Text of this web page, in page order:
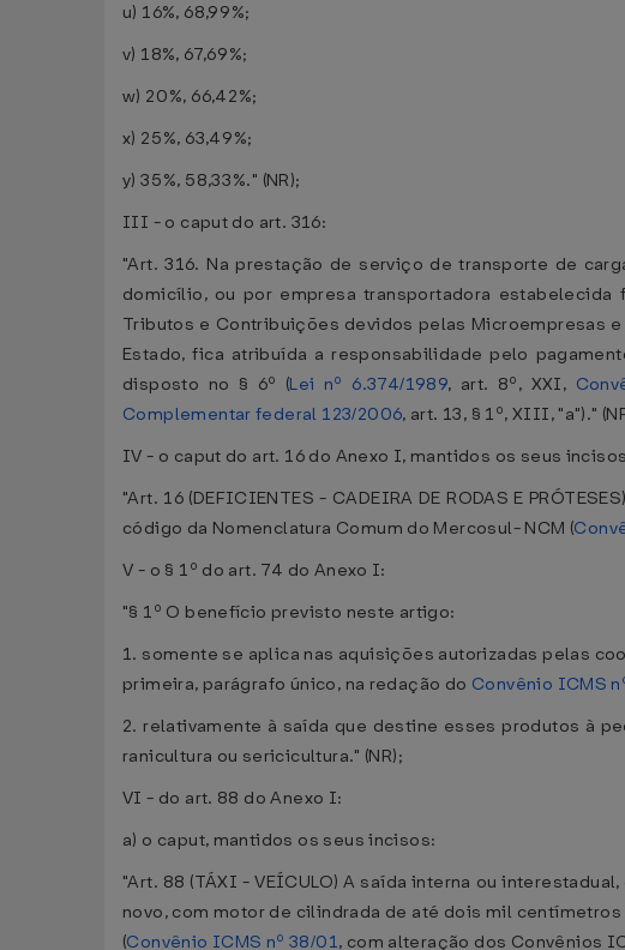
u) 16%, 68,99%;
v) 18%, 67,69%;
w) 20%, 66,42%;
x) 25%, 63,49%;
y) 35%, 58,33%." (NR);
III - o caput do art. 316:
"Art. 316. Na prestação de serviço de transporte de
domicílio, ou por empresa transportadora
Tributos e Contribuições devidos pelas Microempresas
Estado, fica atribuída a responsabilidade pelo
disposto no § 6º (Lei nº 6.374/1989, art. 8º, XXI,
Complementar federal 123/2006, art. 13, § 1º, XIII, "a")."
IV - o caput do art. 16 do Anexo I, mantidos os seus
"Art. 16 (DEFICIENTES - CADEIRA DE RODAS E
código da Nomenclatura Comum do Mercosul- NCM (
V - o § 1º do art. 74 do Anexo I:
"§ 1º O benefício previsto neste artigo:
1. somente se aplica nas aquisições autorizadas pelas
primeira, parágrafo único, na redação do Convênio ICMS
2. relativamente à saída que destine esses produtos à
ranicultura ou sericicultura." (NR);
VI - do art. 88 do Anexo I:
a) o caput, mantidos os seus incisos:
"Art. 88 (TÁXI - VEÍCULO) A saída interna ou
novo, com motor de cilindrada de até dois mil
(Convênio ICMS nº 38/01, com alteração dos Convênios